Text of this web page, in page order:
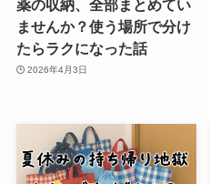
薬の収納、全部まとめてい
ませんか？使う場所で分け
たらラクになった話
2026年4月3日